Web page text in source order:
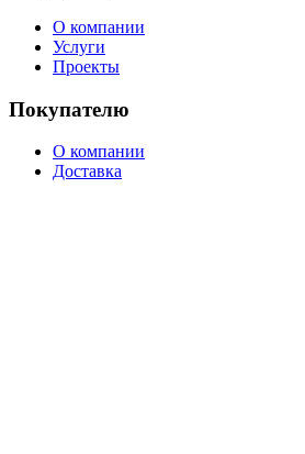
О компании
Услуги
Проекты
Покупателю
О компании
Доставка